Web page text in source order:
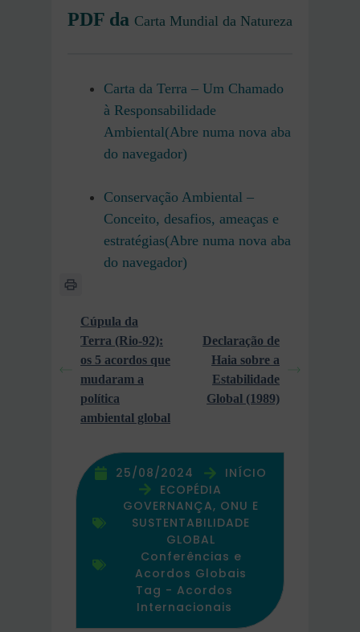
PDF da Carta Mundial da Natureza
Carta da Terra – Um Chamado
à Responsabilidade
Ambiental(Abre numa nova aba
do navegador)
Conservação Ambiental –
Conceito, desafios, ameaças e
estratégias(Abre numa nova aba
do navegador)
Cúpula da
Terra (Rio-92):
os 5 acordos que
mudaram a
política
ambiental global
Declaração de
Haia sobre a
Estabilidade
Global (1989)
25/08/2024
INÍCIO
ECOPÉDIA
GOVERNANÇA, ONU E
SUSTENTABILIDADE
GLOBAL
Conferências e
Acordos Globais
Tag - Acordos
Internacionais